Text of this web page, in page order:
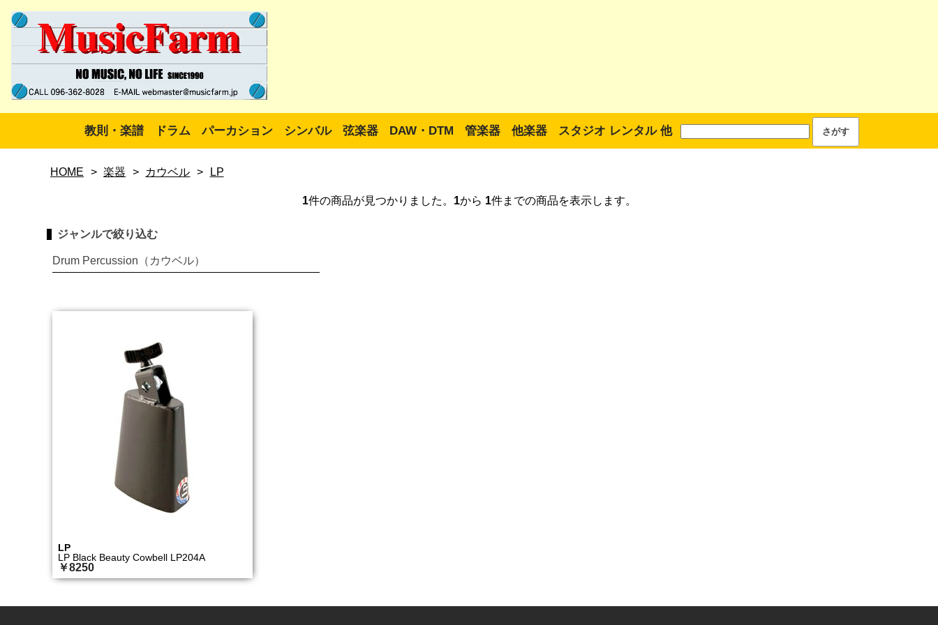
教則・楽譜 ドラム パーカション シンバル 弦楽器 DAW・DTM 管楽器 他楽器 スタジオ レンタル 他
HOME > 楽器 > カウベル > LP
1件の商品が見つかりました。 1から 1件までの商品を表示します。
ジャンルで絞り込む
Drum Percussion（カウベル）
LP
LP Black Beauty Cowbell LP204A
￥8250